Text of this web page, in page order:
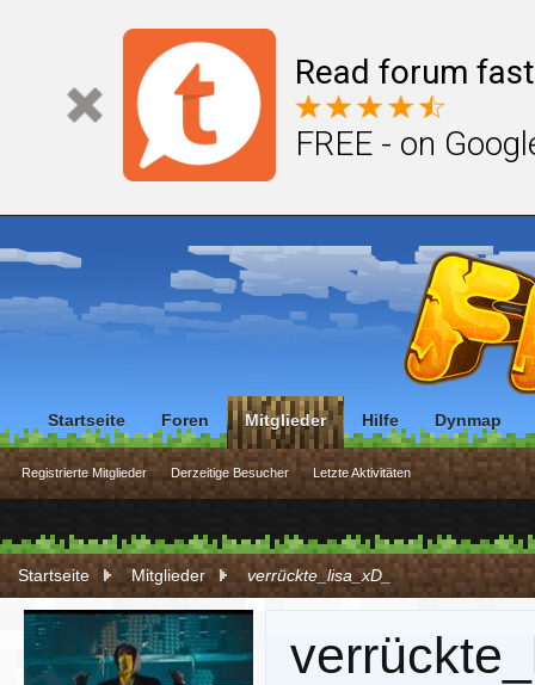
Read forum
FREE - on
Startseite Mitglieder verrückte_lisa_xD_
Startseite Foren Mitglieder
Registrierte Mitglieder Derzeitige Besucher Letzte Aktivitäten
Hilfe Dynmap